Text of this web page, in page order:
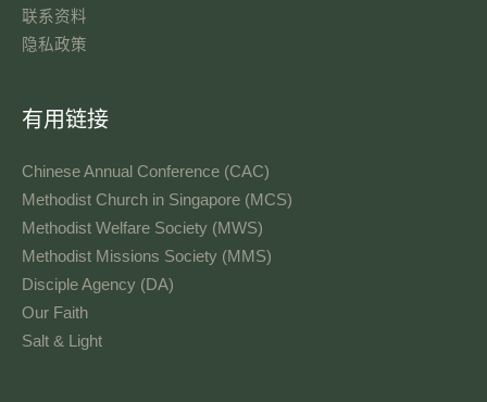
联系资料​
隐私政策
有用链接
Chinese Annual Conference (CAC)
Methodist Church in Singapore (MCS)
Methodist Welfare Society (MWS)
Methodist Missions Society (MMS)
Disciple Agency (DA)
Our Faith
Salt & Light